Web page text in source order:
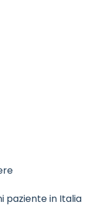
paziente in Italia